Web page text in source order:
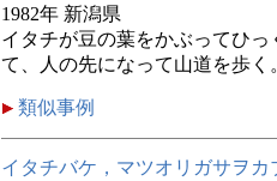
1982年 新潟県
イタチが豆の葉をかぶってひ
て、人の先になって山道を歩く
類似事例
イタチバケ，マツオリガサヲカ